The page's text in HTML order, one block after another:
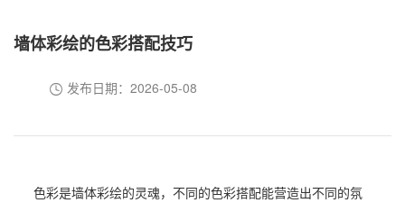
墙体彩绘的色彩搭配技巧
发布日期： 2026-05-08
色彩是墙体彩绘的灵魂，不同的色彩搭配能营造出不同的氛